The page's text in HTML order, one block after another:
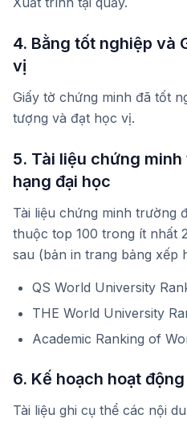
4. Bằng tốt nghiệp và
vị
Giấy tờ chứng minh đã tốt
tượng và đạt học vị.
5. Tài liệu chứng
hạng đại học
Tài liệu chứng minh trường
thuộc top 100 trong ít nhất
sau (bản in trang bảng xếp
QS World University
THE World University
Academic Ranking of
6. Kế hoạch hoạt
Tài liệu ghi cụ thể các nội